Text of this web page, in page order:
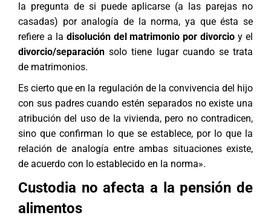
la pregunta de si puede aplicarse (a las parejas no
casadas) por analogía de la norma, ya que ésta se
refiere a la disolución del matrimonio por divorcio y el
divorcio/separación solo tiene lugar cuando se trata
de matrimonios.
Es cierto que en la regulación de la convivencia del hijo
con sus padres cuando estén separados no existe una
atribución del uso de la vivienda, pero no contradicen,
sino que confirman lo que se establece, por lo que la
relación de analogía entre ambas situaciones existe,
de acuerdo con lo establecido en la norma».
Custodia no afecta a la pensión de
alimentos